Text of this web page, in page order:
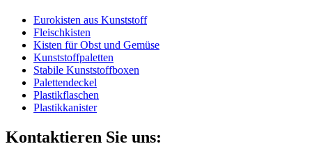
Eurokisten aus Kunststoff
Fleischkisten
Kisten für Obst und Gemüse
Kunststoffpaletten
Stabile Kunststoffboxen
Palettendeckel
Plastikflaschen
Plastikkanister
Kontaktieren Sie uns: